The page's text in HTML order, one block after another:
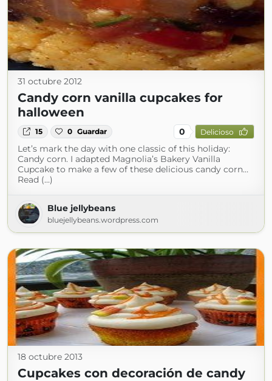
31 octubre 2012
Candy corn vanilla cupcakes for
halloween
15 0 Guardar 0 Delicioso
Let’s mark the day with one classic of this holiday:
Candy corn. I adapted Magnolia’s Bakery Vanilla
Cupcake to make a few of these delicious candy corn…
Read (...)
Blue jellybeans
bluejellybeans.wordpress.com
18 octubre 2013
Cupcakes con decoración de candy